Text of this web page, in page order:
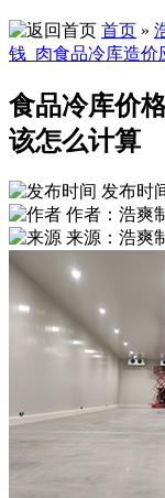
首页 »
钱_肉食品冷库造价
食品冷库价
该怎么计算
发布时
作者：浩爽
来源：浩爽